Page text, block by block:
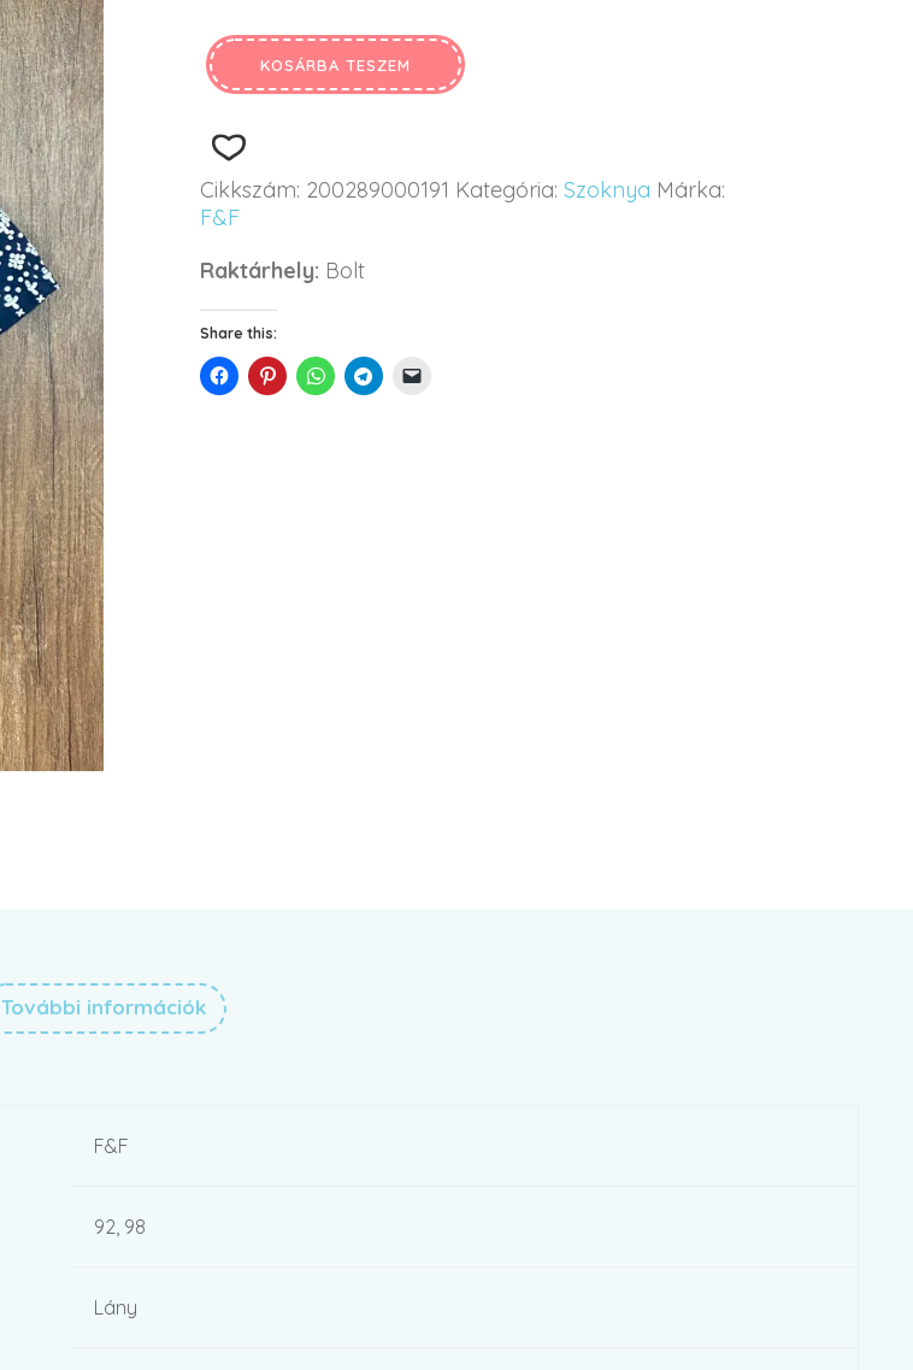
KOSÁRBA TESZEM
Cikkszám: 200289000191 Kategória: Szoknya Márka:
F&F
Raktárhely: Bolt
Share this:
További információk
F&F
92, 98
Lány